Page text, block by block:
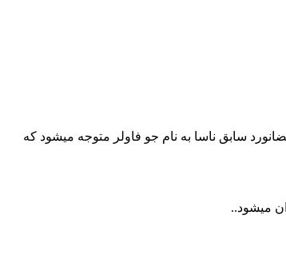
سابق ناسا به نام جو فاولر متوجه میشود که